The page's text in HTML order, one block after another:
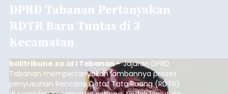
DPRD Tabanan Pertanyakan
RDTR Baru Tuntas di 3
Kecamatan
balitribune.co.id I Tabanan -Jajaran DPRD
Tabanan mempertanyakan lambannya proses
penyusunan Rencana Detail Tata Ruang (RDTR)